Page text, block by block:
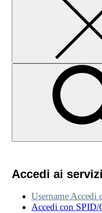
Accedi ai servizi
Username Accedi
Accedi con SPID/